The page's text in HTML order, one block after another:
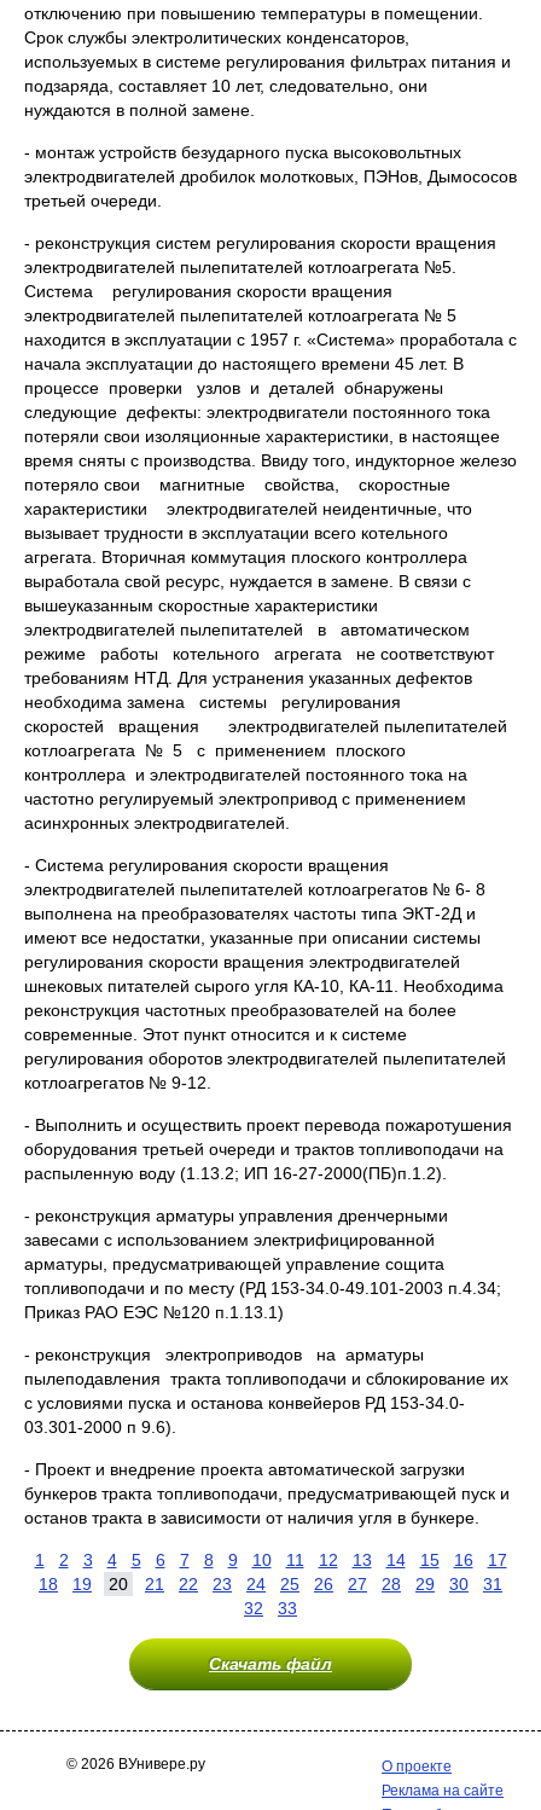
отключению при повышению температуры в помещении.
Срок службы электролитических конденсаторов,
используемых в системе регулирования фильтрах питания и
подзаряда, составляет 10 лет, следовательно, они
нуждаются в полной замене.
- монтаж устройств безударного пуска высоковольтных
электродвигателей дробилок молотковых, ПЭНов, Дымососов
третьей очереди.
- реконструкция систем регулирования скорости вращения
электродвигателей пылепитателей котлоагрегата №5.
Система регулирования скорости вращения
электродвигателей пылепитателей котлоагрегата № 5
находится в эксплуатации с 1957 г. «Система» проработала с
начала эксплуатации до настоящего времени 45 лет. В
процессе проверки узлов и деталей обнаружены
следующие дефекты: электродвигатели постоянного тока
потеряли свои изоляционные характеристики, в настоящее
время сняты с производства. Ввиду того, индукторное железо
потеряло свои магнитные свойства, скоростные
характеристики электродвигателей неидентичные, что
вызывает трудности в эксплуатации всего котельного
агрегата. Вторичная коммутация плоского контроллера
выработала свой ресурс, нуждается в замене. В связи с
вышеуказанным скоростные характеристики
электродвигателей пылепитателей в автоматическом
режиме работы котельного агрегата не соответствуют
требованиям НТД. Для устранения указанных дефектов
необходима замена системы регулирования
скоростей вращения электродвигателей пылепитателей
котлоагрегата № 5 с применением плоского
контроллера и электродвигателей постоянного тока на
частотно регулируемый электропривод с применением
асинхронных электродвигателей.
- Система регулирования скорости вращения
электродвигателей пылепитателей котлоагрегатов № 6- 8
выполнена на преобразователях частоты типа ЭКТ-2Д и
имеют все недостатки, указанные при описании системы
регулирования скорости вращения электродвигателей
шнековых питателей сырого угля КА-10, КА-11. Необходима
реконструкция частотных преобразователей на более
современные. Этот пункт относится и к системе
регулирования оборотов электродвигателей пылепитателей
котлоагрегатов № 9-12.
- Выполнить и осуществить проект перевода пожаротушения
оборудования третьей очереди и трактов топливоподачи на
распыленную воду (1.13.2; ИП 16-27-2000(ПБ)п.1.2).
- реконструкция арматуры управления дренчерными
завесами с использованием электрифицированной
арматуры, предусматривающей управление сощита
топливоподачи и по месту (РД 153-34.0-49.101-2003 п.4.34;
Приказ РАО ЕЭС №120 п.1.13.1)
- реконструкция электроприводов на арматуры
пылеподавления тракта топливоподачи и сблокирование их
с условиями пуска и останова конвейеров РД 153-34.0-
03.301-2000 п 9.6).
- Проект и внедрение проекта автоматической загрузки
бункеров тракта топливоподачи, предусматривающей пуск и
останов тракта в зависимости от наличия угля в бункере.
1 2 3 4 5 6 7 8 9 10 11 12 13 14 15 16
17
18
19 20 21 22 23 24 25 26 27 28 29 30
31
32
33
Скачать файл
© 2026 ВУнивере.ру
О проекте
Реклама на сайте